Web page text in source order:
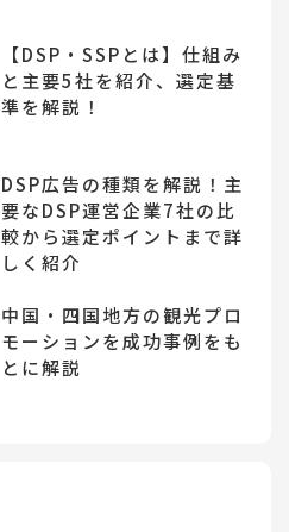
【DSP・SSPとは】仕組み
と主要5社を紹介、選定基
準を解説！
DSP広告の種類を解説！主
要なDSP運営企業7社の比
較から選定ポイントまで詳
しく紹介
中国・四国地方の観光プロ
モーションを成功事例をも
とに解説